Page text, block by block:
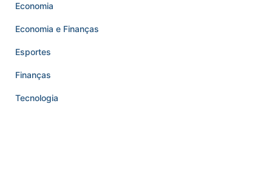
Economia
Economia e Finanças
Esportes
Finanças
Tecnologia